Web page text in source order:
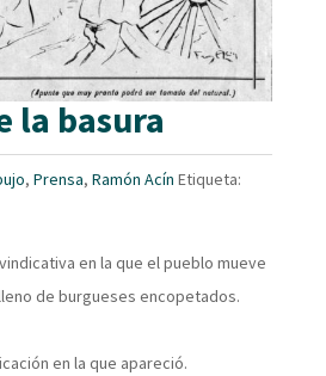
la basura
, Prensa, Ramón Acín Etiqueta:
en la que el pueblo mueve
de burgueses encopetados.
en la que apareció.